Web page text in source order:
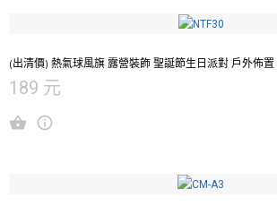
(出清價) 熱氣球風旗 露營裝飾 聖誕節生日派對 戶外佈置
189 元